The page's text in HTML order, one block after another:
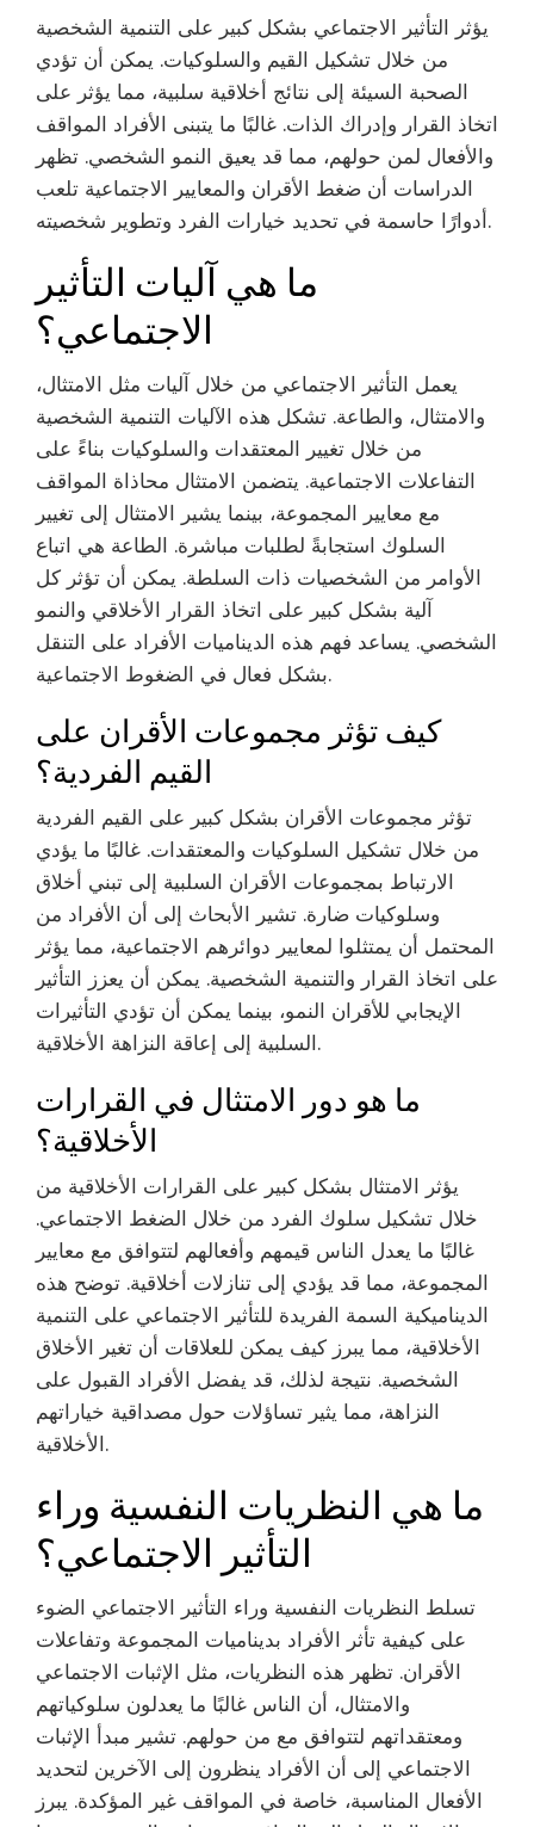
يؤثر التأثير الاجتماعي بشكل كبير على التنمية الشخصية
من خلال تشكيل القيم والسلوكيات. يمكن أن تؤدي
الصحبة السيئة إلى نتائج أخلاقية سلبية، مما يؤثر على
اتخاذ القرار وإدراك الذات. غالبًا ما يتبنى الأفراد المواقف
والأفعال لمن حولهم، مما قد يعيق النمو الشخصي. تظهر
الدراسات أن ضغط الأقران والمعايير الاجتماعية تلعب
أدوارًا حاسمة في تحديد خيارات الفرد وتطوير شخصيته.
ما هي آليات التأثير
الاجتماعي؟
يعمل التأثير الاجتماعي من خلال آليات مثل الامتثال،
والامتثال، والطاعة. تشكل هذه الآليات التنمية الشخصية
من خلال تغيير المعتقدات والسلوكيات بناءً على
التفاعلات الاجتماعية. يتضمن الامتثال محاذاة المواقف
مع معايير المجموعة، بينما يشير الامتثال إلى تغيير
السلوك استجابةً لطلبات مباشرة. الطاعة هي اتباع
الأوامر من الشخصيات ذات السلطة. يمكن أن تؤثر كل
آلية بشكل كبير على اتخاذ القرار الأخلاقي والنمو
الشخصي. يساعد فهم هذه الديناميات الأفراد على التنقل
بشكل فعال في الضغوط الاجتماعية.
كيف تؤثر مجموعات الأقران على
القيم الفردية؟
تؤثر مجموعات الأقران بشكل كبير على القيم الفردية
من خلال تشكيل السلوكيات والمعتقدات. غالبًا ما يؤدي
الارتباط بمجموعات الأقران السلبية إلى تبني أخلاق
وسلوكيات ضارة. تشير الأبحاث إلى أن الأفراد من
المحتمل أن يمتثلوا لمعايير دوائرهم الاجتماعية، مما يؤثر
على اتخاذ القرار والتنمية الشخصية. يمكن أن يعزز التأثير
الإيجابي للأقران النمو، بينما يمكن أن تؤدي التأثيرات
السلبية إلى إعاقة النزاهة الأخلاقية.
ما هو دور الامتثال في القرارات
الأخلاقية؟
يؤثر الامتثال بشكل كبير على القرارات الأخلاقية من
خلال تشكيل سلوك الفرد من خلال الضغط الاجتماعي.
غالبًا ما يعدل الناس قيمهم وأفعالهم لتتوافق مع معايير
المجموعة، مما قد يؤدي إلى تنازلات أخلاقية. توضح هذه
الديناميكية السمة الفريدة للتأثير الاجتماعي على التنمية
الأخلاقية، مما يبرز كيف يمكن للعلاقات أن تغير الأخلاق
الشخصية. نتيجة لذلك، قد يفضل الأفراد القبول على
النزاهة، مما يثير تساؤلات حول مصداقية خياراتهم
الأخلاقية.
ما هي النظريات النفسية وراء
التأثير الاجتماعي؟
تسلط النظريات النفسية وراء التأثير الاجتماعي الضوء
على كيفية تأثر الأفراد بديناميات المجموعة وتفاعلات
الأقران. تظهر هذه النظريات، مثل الإثبات الاجتماعي
والامتثال، أن الناس غالبًا ما يعدلون سلوكياتهم
ومعتقداتهم لتتوافق مع من حولهم. تشير مبدأ الإثبات
الاجتماعي إلى أن الأفراد ينظرون إلى الآخرين لتحديد
الأفعال المناسبة، خاصة في المواقف غير المؤكدة. يبرز